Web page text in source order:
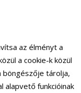
az élményt a
a cookie-k közül
böngészője tárolja,
alapvető funkcióinak